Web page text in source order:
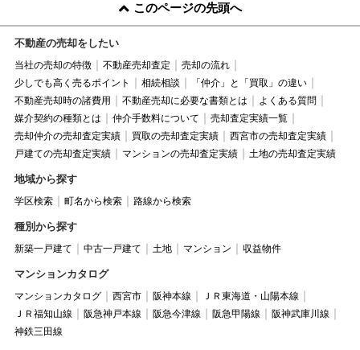
このページの先頭へ
不動産の売却をしたい
当社の売却の特徴 不動産売却査定
売却の流れ
少しでも高く売るポイント
相続相談
「仲介」と「買取」の違い
不動産売却時の諸費用
不動産売却に必要な書類とは
よくある質問
媒介契約の種類とは
仲介手数料について
売却査定実績一覧
売却仲介の売却査定実績
買取の売却査定実績
西宮市の売却査定実績
戸建ての売却査定実績
マンションの売却査定実績 土地の売却査定実績
地域から探す
学区検索 町名から検索 路線から検索
種別から探す
新築一戸建て 中古一戸建て 土地 マンション 収益物件
マンションカタログ
マンションカタログ 西宮市 阪神本線
ＪＲ東海道・山陽本線
ＪＲ福知山線
阪急神戸本線 阪急今津線 阪急甲陽線
阪神武庫川線
神鉄三田線